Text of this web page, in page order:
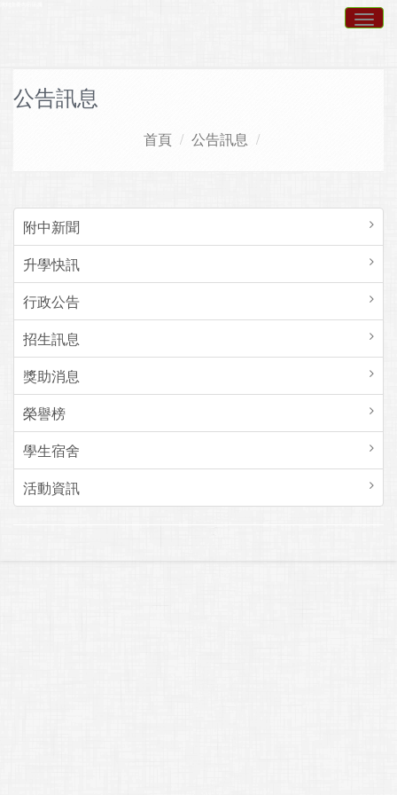
公告訊息
首頁 公告訊息
附中新聞
升學快訊
行政公告
招生訊息
獎助消息
榮譽榜
學生宿舍
活動資訊